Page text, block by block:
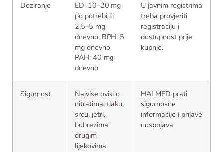
Doziranje
ED: 10–20 mg
po potrebi ili
2,5–5 mg
dnevno; BPH: 5
mg dnevno;
PAH: 40 mg
dnevno.
U javnim registrima
treba provjeriti
registraciju i
dostupnost prije
kupnje.
Sigurnost
Najviše ovisi o
nitratima, tlaku,
srcu, jetri,
bubrezima i
drugim
lijekovima.
HALMED prati
sigurnosne
informacije i prijave
nuspojava.